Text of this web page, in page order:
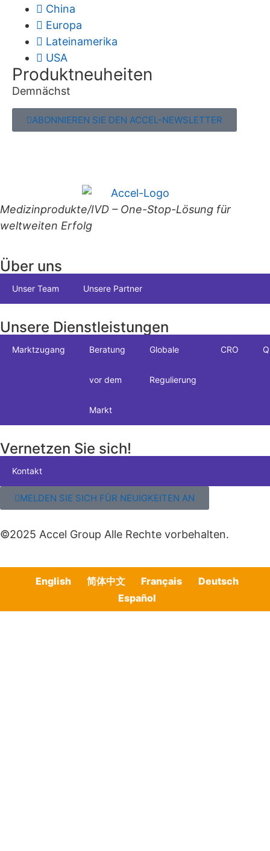
China
Europa
Lateinamerika
USA
Produktneuheiten
Demnächst
ABONNIEREN SIE DEN ACCEL-NEWSLETTER
Medizinprodukte/IVD – One-Stop-Lösung für
weltweiten Erfolg
Über uns
Unser Team Unsere Partner
Unsere Dienstleistungen
Marktzugang Beratung
vor dem
Markt
Globale
Regulierung
CRO
Vernetzen Sie sich!
Kontakt
MELDEN SIE SICH FÜR NEUIGKEITEN AN
©2025 Accel Group Alle Rechte vorbehalten.
English 简体中文 Français
Deutsch
Español